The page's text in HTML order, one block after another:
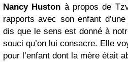
Nancy Huston à propos de
rapports avec son enfant
dis que le sens est donné à
souci qu’on lui consacre. Elle
pour l’enfant dont la mère était